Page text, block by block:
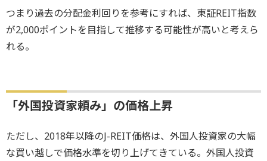
つまり過去の分配金利回りを参考にすれば、東証REIT指数
が2,000ポイントを目指して推移する可能性が高いと考えら
れる。
「外国投資家頼み」の価格上昇
ただし、2018年以降のJ-REIT価格は、外国人投資家の大幅
な買い越しで価格水準を切り上げてきている。外国人投資